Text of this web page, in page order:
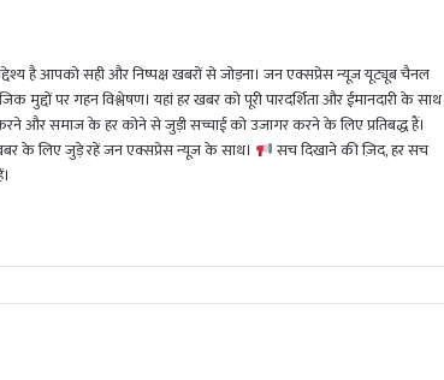
है आपको सही और निष्पक्ष खबरों से जोड़ना। जन एक्सप्रेस न्यूज़ यूट्यूब चैनल
मुद्दों पर गहन विश्लेषण। यहां हर खबर को पूरी पारदर्शिता और ईमानदारी के साथ
और समाज के हर कोने से जुड़ी सच्चाई को उजागर करने के लिए प्रतिबद्ध हैं।
के लिए जुड़े रहें जन एक्सप्रेस न्यूज़ के साथ।
सच दिखाने की ज़िद, हर सच